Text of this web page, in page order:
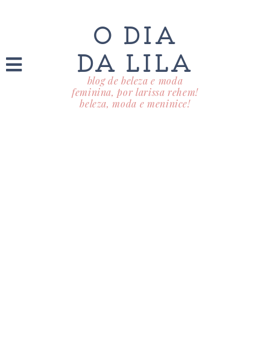
O DIA
DA LILA
blog de beleza e moda
feminina, por larissa rehem!
beleza, moda e meninice!